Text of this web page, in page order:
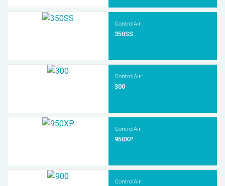
ControlAir
350SS
ControlAir
300
ControlAir
950XP
ControlAir